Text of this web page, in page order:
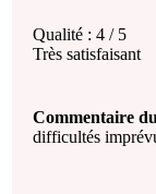
Qualité : 4 / 5
Très satisfaisant
Commentaire
difficultés